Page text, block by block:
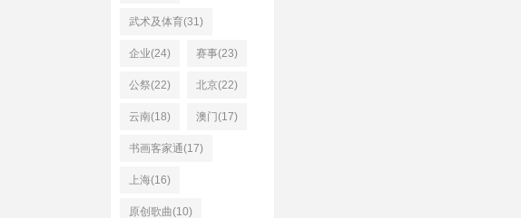
武术及体育(31)
企业(24) 赛事(23)
公祭(22) 北京(22)
云南(18) 澳门(17)
书画客家通(17)
上海(16)
原创歌曲(10)